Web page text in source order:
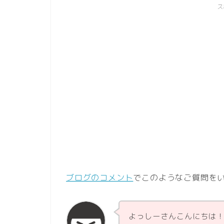
ブログのコメントでこのようなご質問を
よっしーさんこんにちは！